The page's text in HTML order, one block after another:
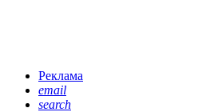
Реклама
email
search